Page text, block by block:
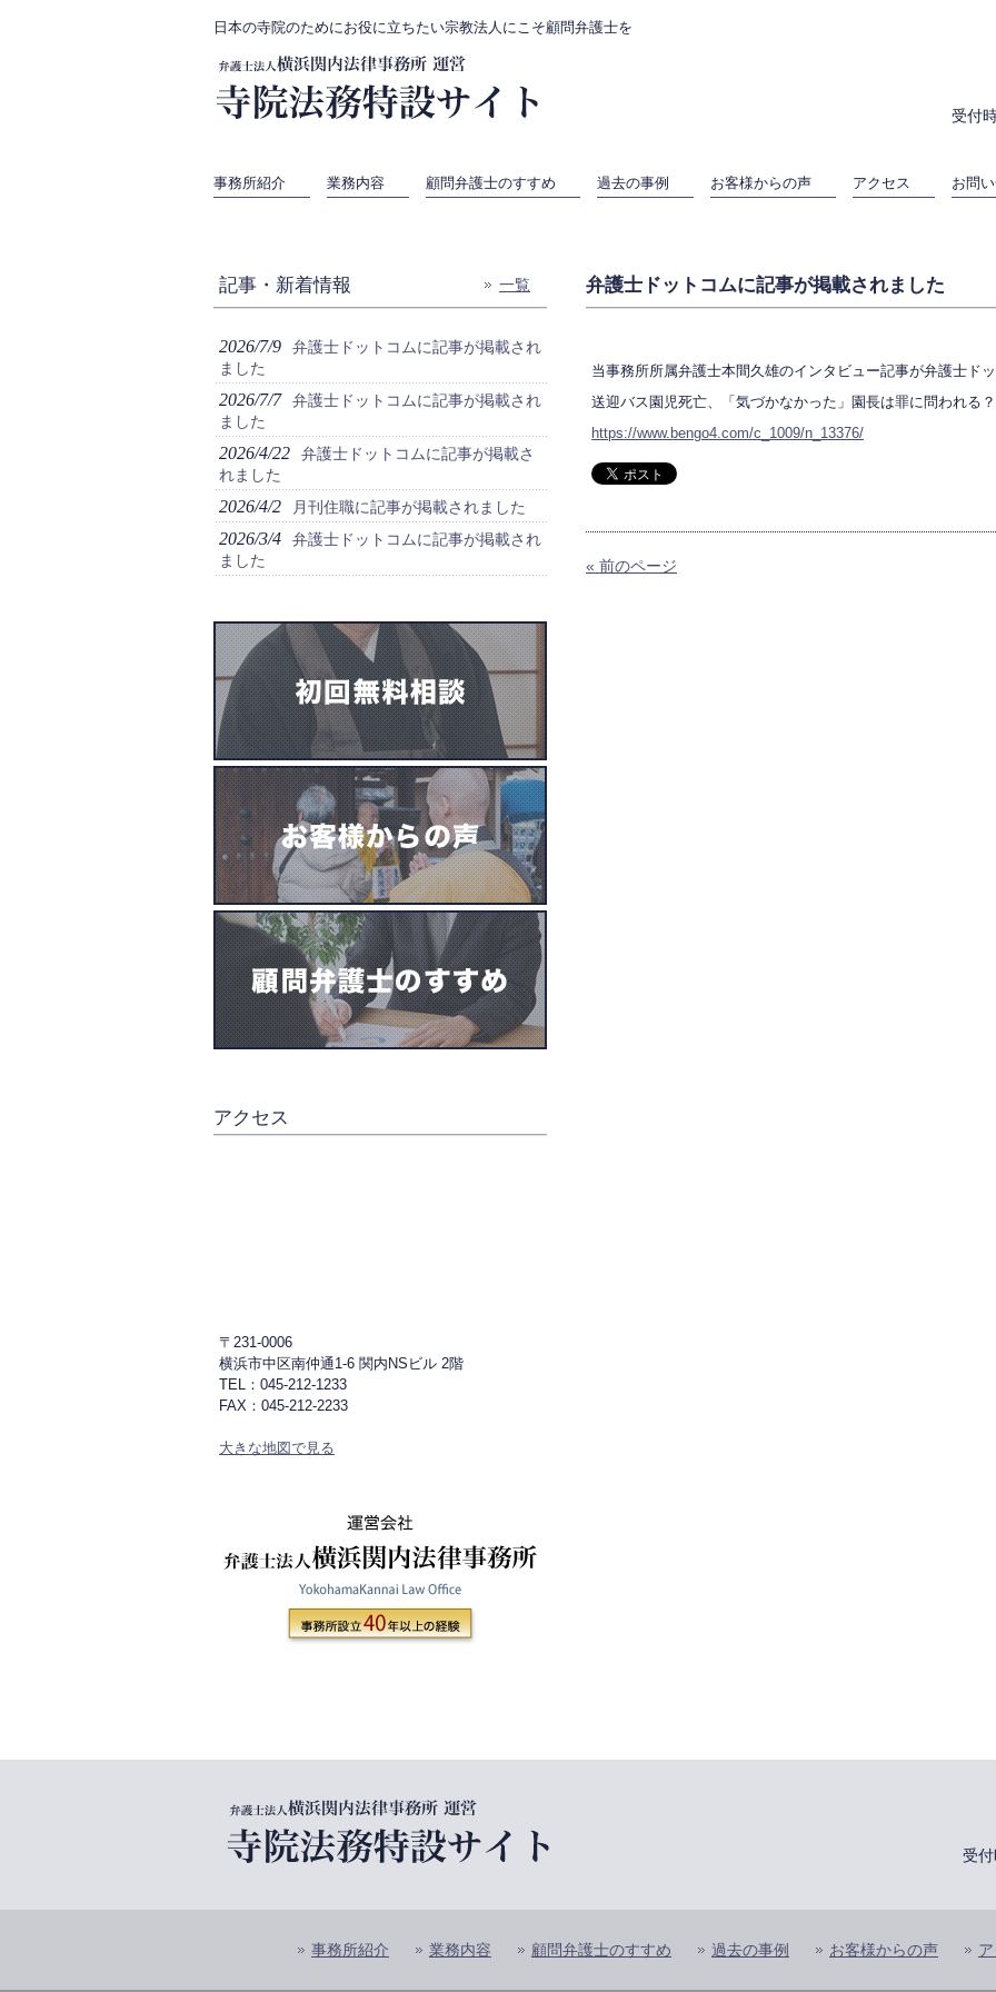
日本の寺院のためにお役に立ちたい宗教法人にこそ顧問弁護士を
受付
事務所紹介 業務内容 顧問弁護士のすすめ 過去の事例 お客様からの声 アクセス お問
弁護士ドットコムに記事が掲載されました
当事務所所属弁護士本間久雄のインタビュー記事が弁護士ド
送迎バス園児死亡、「気づかなかった」園長は罪に問われる
https://www.bengo4.com/c_1009/n_13376/
« 前のページ
記事・新着情報 一覧
2026/7/9
弁護士ドットコムに記事が掲載され
ました
2026/7/7
弁護士ドットコムに記事が掲載され
ました
2026/4/22
弁護士ドットコムに記事が掲載さ
れました
2026/4/2 月刊住職に記事が掲載されました
2026/3/4
弁護士ドットコムに記事が掲載され
ました
アクセス
〒231-0006
横浜市中区南仲通1-6 関内NSビル 2階
TEL：045-212-1233
FAX：045-212-2233
大きな地図で見る
受
事務所紹介 業務内容 顧問弁護士のすすめ 過去の事例 お客様からの声